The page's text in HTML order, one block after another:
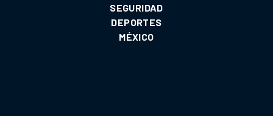
SEGURIDAD
DEPORTES
MÉXICO